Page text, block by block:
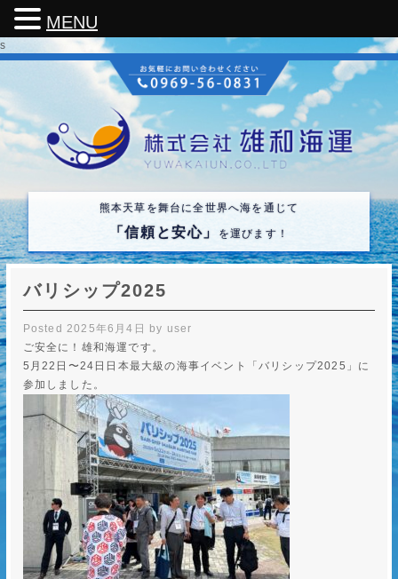
s
熊本天草を舞台に全世界へ海を通じて
「信頼と安心」 を運びます！
バリシップ2025
Posted2025年6月4日 by user
ご安全に！雄和海運です。
5月22日〜24日日本最大級の海事イベント「バリシップ2025」に
参加しました。
MENU